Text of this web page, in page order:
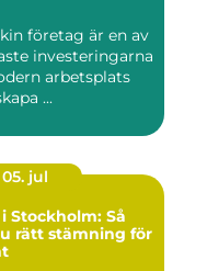
företag är en av
investeringarna
arbetsplats
...
05. jul
Stockholm: Så
rätt stämning för